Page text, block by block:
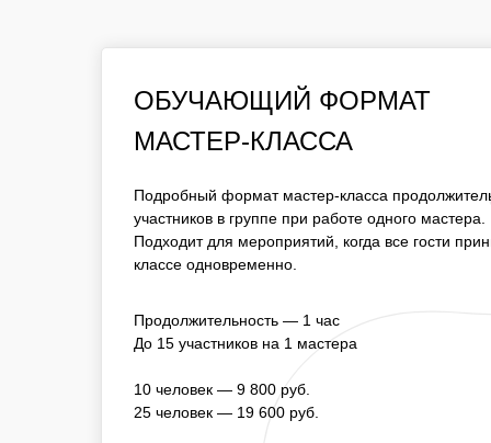
ОБУЧАЮЩИЙ ФОРМАТ
МАСТЕР-КЛАССА
ЧАС. ДО 15 УЧАСТНИКОВ В ГРУППЕ ПРИ
ПОДХОДИТ ДЛЯ МЕРОПРИЯТИЙ, КОГДА ВСЕ
УЧАСТИЕ В МАСТЕР-КЛАССЕ
ДО 15 УЧАСТНИКОВ НА 1 МАСТЕРА
ОБУЧАЮЩИЙ ФОРМАТ
МАСТЕР-КЛАССА
Продолжительность — 1 час
До 15 участников на 1 мастера
10 человек — 9 800 руб.
25 человек — 19 600 руб.
Подробный формат мастер-класса
участников в группе при работе одного мастера.
Подходит для мероприятий, когда все гости
классе одновременно.